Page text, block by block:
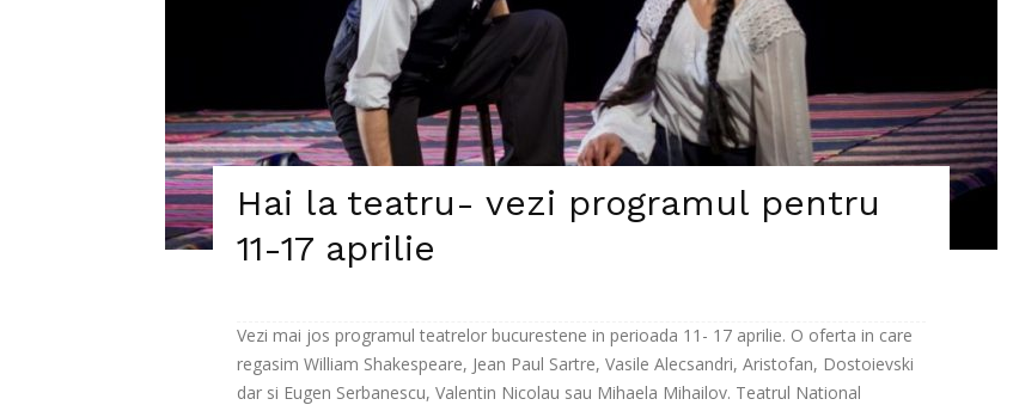
Hai la teatru- vezi programul pentru
11-17 aprilie
Vezi mai jos programul teatrelor bucurestene in perioada 11- 17 aprilie. O oferta in care
regasim William Shakespeare, Jean Paul Sartre, Vasile Alecsandri, Aristofan, Dostoievski
dar si Eugen Serbanescu, Valentin Nicolau sau Mihaela Mihailov. Teatrul National